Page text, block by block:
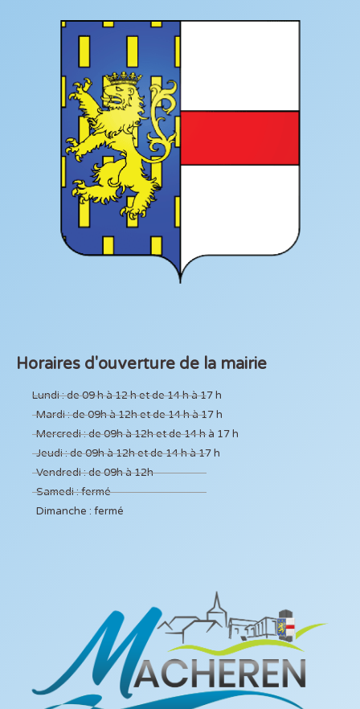
Horaires d'ouverture de la mairie
Lundi : de 09 h à 12 h et de 14 h à 17 h
Mardi : de 09h à 12h et de 14 h à 17 h
Mercredi : de 09h à 12h et de 14 h à 17 h
Jeudi : de 09h à 12h et de 14 h à 17 h
Vendredi : de 09h à 12h
Samedi : fermé
Dimanche : fermé